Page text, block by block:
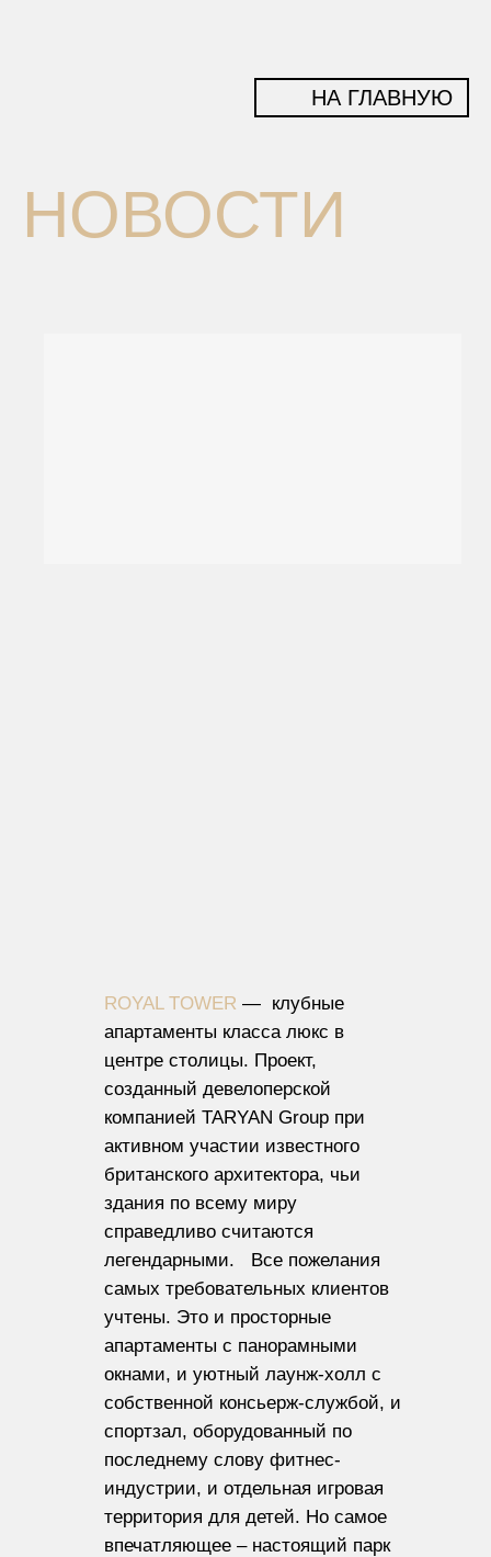
НОВОСТИ
НА ГЛАВНУЮ
ROYAL TOWER— клубные
апартаменты класса люкс в
центре столицы. Проект,
созданный девелоперской
компанией TARYAN Group при
активном участии известного
британского архитектора, чьи
здания по всему миру
справедливо считаются
легендарными. Все пожелания
самых требовательных клиентов
учтены. Это и просторные
апартаменты с панорамными
окнами, и уютный лаунж-холл с
собственной консьерж-службой, и
спортзал, оборудованный по
последнему слову фитнес-
индустрии, и отдельная игровая
территория для детей. Но самое
впечатляющее – настоящий парк